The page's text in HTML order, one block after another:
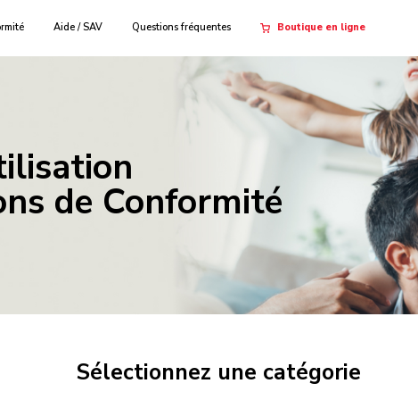
Aide / SAV Questions fréquentes Boutique en ligne
de Conformité
Sélectionnez une catégorie